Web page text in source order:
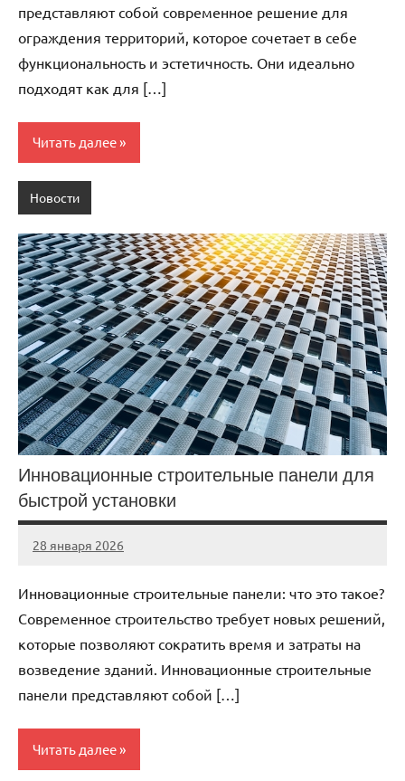
представляют собой современное решение для
ограждения территорий, которое сочетает в себе
функциональность и эстетичность. Они идеально
подходят как для […]
Читать далее
Новости
Инновационные строительные панели для
быстрой установки
28 января 2026
Avtor
Нет
Инновационные строительные панели: что это такое?
Современное строительство требует новых решений,
которые позволяют сократить время и затраты на
возведение зданий. Инновационные строительные
панели представляют собой […]
Читать далее